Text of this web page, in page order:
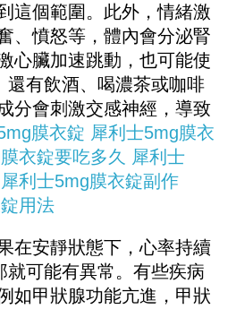
這個範圍。此外，情緒激
、憤怒等，體內會分泌腎
心臟加速跳動，也可能使
還有飲酒、喝濃茶或咖啡
分會刺激交感神經，導致
膜衣錠 犀利士5mg膜衣
衣錠要吃多久 犀利士
犀利士5mg膜衣錠副作
用法
安靜狀態下，心率持續
就可能有異常。有些疾病
如甲狀腺功能亢進，甲狀